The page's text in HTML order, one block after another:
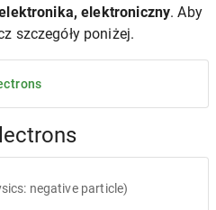
elektroniczny. Aby
szczegóły poniżej.
negative particle)